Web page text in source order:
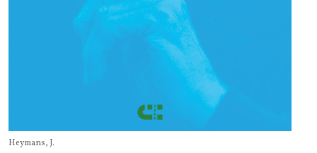
Heymans, J.